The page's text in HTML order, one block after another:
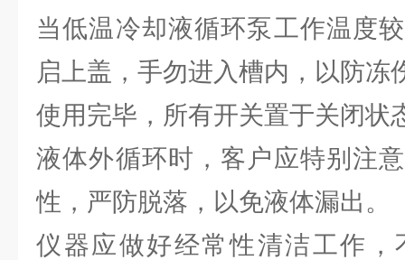
当低温冷却液循环泵工作温度
启上盖，手勿进入槽内，以防冻
使用完毕，所有开关置于关闭状
液体外循环时，客户应特别注
性，严防脱落，以免液体漏出。
仪器应做好经常性清洁工作，